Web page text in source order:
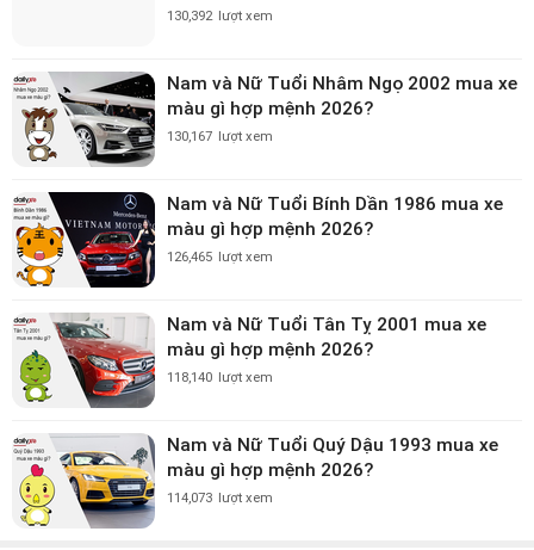
130,392 lượt xem
Nam và Nữ Tuổi Nhâm Ngọ 2002 mua xe
màu gì hợp mệnh 2026?
130,167 lượt xem
Nam và Nữ Tuổi Bính Dần 1986 mua xe
màu gì hợp mệnh 2026?
126,465 lượt xem
Nam và Nữ Tuổi Tân Tỵ 2001 mua xe
màu gì hợp mệnh 2026?
118,140 lượt xem
Nam và Nữ Tuổi Quý Dậu 1993 mua xe
màu gì hợp mệnh 2026?
114,073 lượt xem